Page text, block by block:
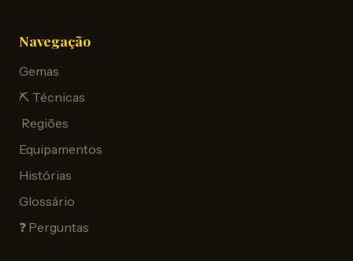
Navegação
Gemas
⛏️ Técnicas
️ Regiões
Equipamentos
Histórias
Glossário
❓ Perguntas